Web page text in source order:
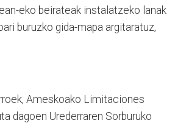
eko beirateak instalatzeko lanak
buruzko gida-mapa argitaratuz,
Ameskoako Limitaciones
dagoen Urederraren Sorburuko